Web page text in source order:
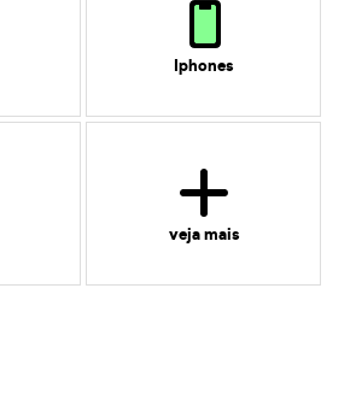
Iphones
veja mais